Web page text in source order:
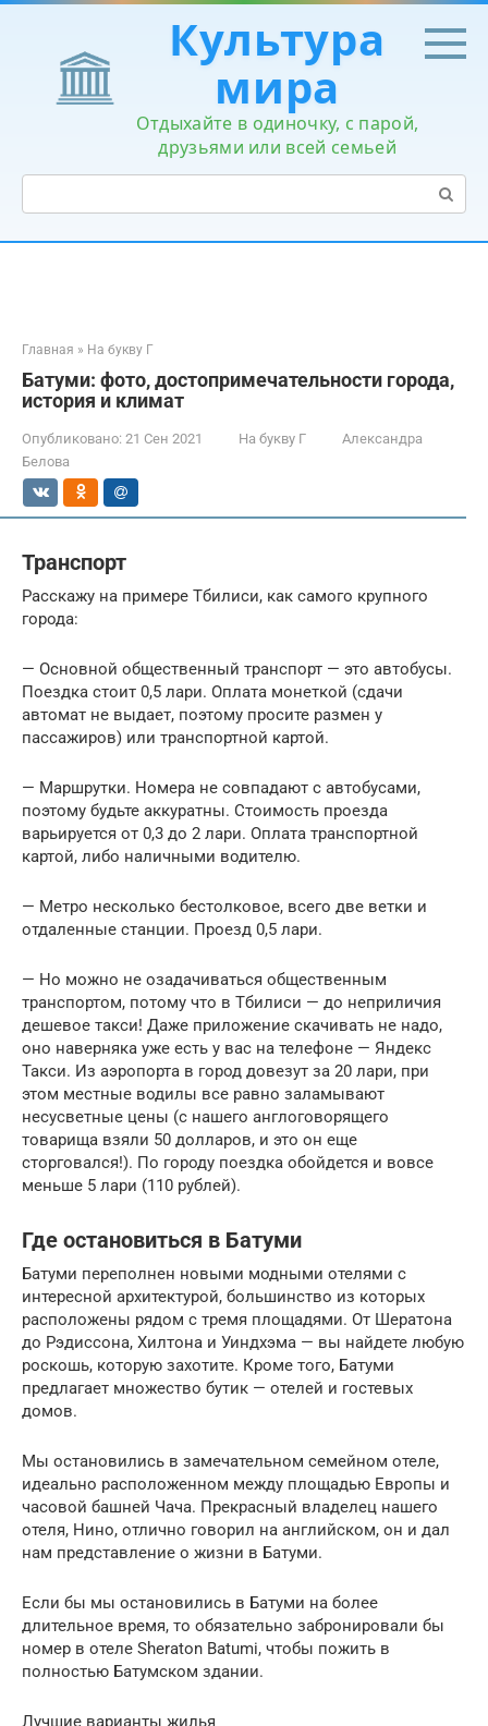
Перейти
контенту
Культура
мира
Отдыхайте в одиночку, с парой,
друзьями или всей семьей
Поиск:
Главная » На букву Г
Батуми: фото, достопримечательности города,
история и климат
Опубликовано: 21 Сен 2021 На букву Г
Александра
Белова
Транспорт
Расскажу на примере Тбилиси, как самого крупного
города:
— Основной общественный транспорт — это автобусы.
Поездка стоит 0,5 лари. Оплата монеткой (сдачи
автомат не выдает, поэтому просите размен у
пассажиров) или транспортной картой.
— Маршрутки. Номера не совпадают с автобусами,
поэтому будьте аккуратны. Стоимость проезда
варьируется от 0,3 до 2 лари. Оплата транспортной
картой, либо наличными водителю.
— Метро несколько бестолковое, всего две ветки и
отдаленные станции. Проезд 0,5 лари.
— Но можно не озадачиваться общественным
транспортом, потому что в Тбилиси — до неприличия
дешевое такси! Даже приложение скачивать не надо,
оно наверняка уже есть у вас на телефоне — Яндекс
Такси. Из аэропорта в город довезут за 20 лари, при
этом местные водилы все равно заламывают
несусветные цены (с нашего англоговорящего
товарища взяли 50 долларов, и это он еще
сторговался!). По городу поездка обойдется и вовсе
меньше 5 лари (110 рублей).
Где остановиться в Батуми
Батуми переполнен новыми модными отелями с
интересной архитектурой, большинство из которых
расположены рядом с тремя площадями. От Шератона
до Рэдиссона, Хилтона и Уиндхэма — вы найдете любую
роскошь, которую захотите. Кроме того, Батуми
предлагает множество бутик — отелей и гостевых
домов.
Мы остановились в замечательном семейном отеле,
идеально расположенном между площадью Европы и
часовой башней Чача. Прекрасный владелец нашего
отеля, Нино, отлично говорил на английском, он и дал
нам представление о жизни в Батуми.
Если бы мы остановились в Батуми на более
длительное время, то обязательно забронировали бы
номер в отеле Sheraton Batumi, чтобы пожить в
полностью Батумском здании.
Лучшие варианты жилья